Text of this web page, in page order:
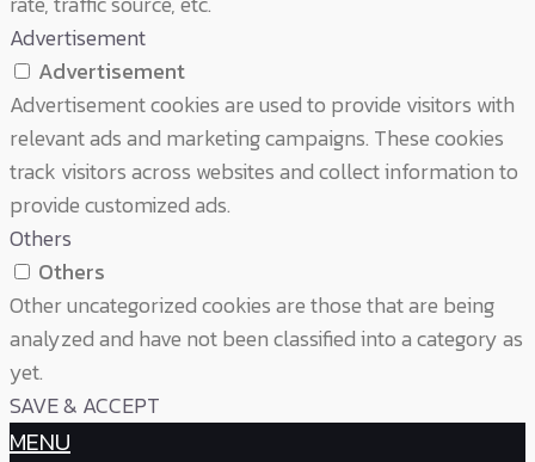
Advertisement
Advertisement
Advertisement cookies are used to provide visitors with
relevant ads and marketing campaigns. These cookies
track visitors across websites and collect information to
provide customized ads.
Others
Others
Other uncategorized cookies are those that are being
analyzed and have not been classified into a category as
yet.
SAVE & ACCEPT
MENU